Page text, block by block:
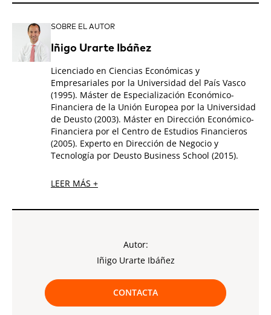
SOBRE EL AUTOR
Iñigo Urarte Ibáñez
Licenciado en Ciencias Económicas y
Empresariales por la Universidad del País Vasco
(1995). Máster de Especialización Económico-
Financiera de la Unión Europea por la Universidad
de Deusto (2003). Máster en Dirección Económico-
Financiera por el Centro de Estudios Financieros
(2005). Experto en Dirección de Negocio y
Tecnología por Deusto Business School (2015).
LEER MÁS +
Autor:
Iñigo Urarte Ibáñez
CONTACTA